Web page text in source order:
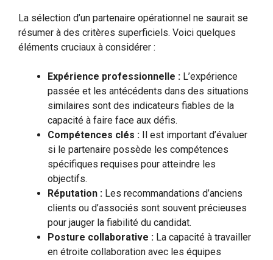
La sélection d’un partenaire opérationnel ne saurait se
résumer à des critères superficiels. Voici quelques
éléments cruciaux à considérer :
Expérience professionnelle : L’expérience
passée et les antécédents dans des situations
similaires sont des indicateurs fiables de la
capacité à faire face aux défis.
Compétences clés : Il est important d’évaluer
si le partenaire possède les compétences
spécifiques requises pour atteindre les
objectifs.
Réputation : Les recommandations d’anciens
clients ou d’associés sont souvent précieuses
pour jauger la fiabilité du candidat.
Posture collaborative : La capacité à travailler
en étroite collaboration avec les équipes